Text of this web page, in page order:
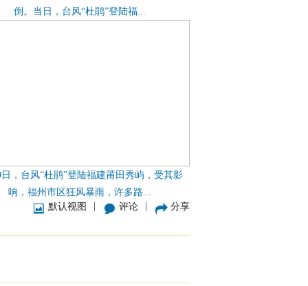
倒。当日，台风“杜鹃”登陆福...
日，台风“杜鹃”登陆福建莆田秀屿，受其影
响，福州市区狂风暴雨，许多路...
默认视图
评论 分享